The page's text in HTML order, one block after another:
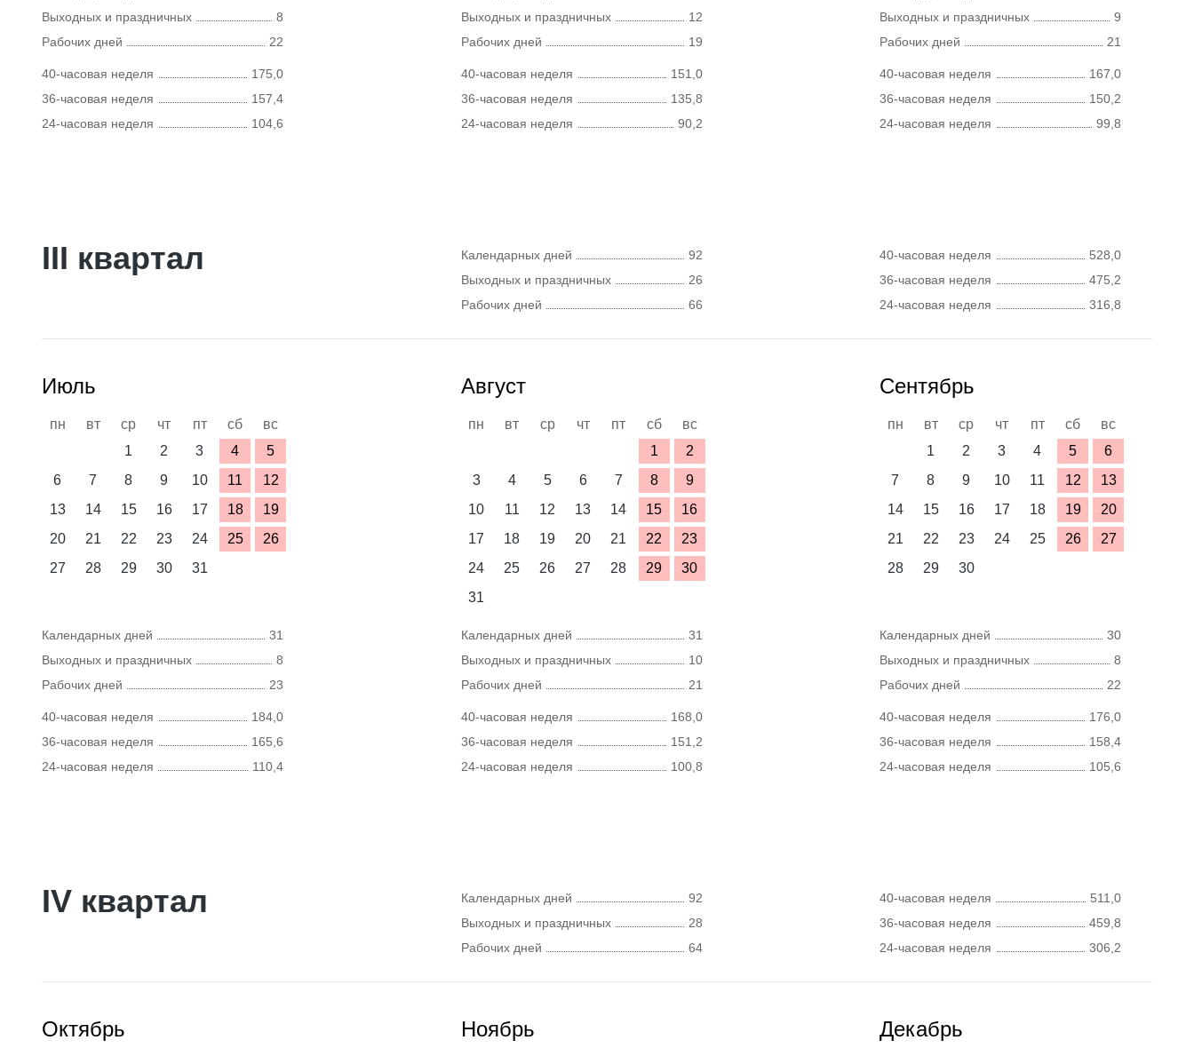
Выходных и праздничных
8
Рабочих дней
22
40-часовая неделя
175,0
36-часовая неделя
157,4
24-часовая неделя
104,6
Выходных и праздничных
12
Рабочих дней
19
40-часовая неделя
151,0
36-часовая неделя
135,8
24-часовая неделя
90,2
Выходных и праздничных
9
Рабочих дней
21
40-часовая неделя
167,0
36-часовая неделя
150,2
24-часовая неделя
99,8
III квартал Календарных дней
92
Выходных и праздничных
26
Рабочих дней
66
40-часовая неделя
528,0
36-часовая неделя
475,2
24-часовая неделя
316,8
Июль
пн вт ср чт пт сб
вс
1
2 3 4
5
6
7 8 9 10 11
12
13
14 15 16 17 18
19
20
21 22 23 24 25
26
27
28 29 30 31
Календарных дней
31
Выходных и праздничных
8
Рабочих дней
23
40-часовая неделя
184,0
36-часовая неделя
165,6
24-часовая неделя
110,4
Август
пн вт ср чт пт сб
вс
1
2
3
4 5 6 7 8
9
10
11 12 13 14 15
16
17
18 19 20 21 22
23
24
25 26 27 28 29
30
31
Календарных дней
31
Выходных и праздничных
10
Рабочих дней
21
40-часовая неделя
168,0
36-часовая неделя
151,2
24-часовая неделя
100,8
Сентябрь
пн вт ср чт пт сб
вс
1
2 3 4 5
6
7
8 9 10 11 12
13
14
15 16 17 18 19
20
21
22 23 24 25 26
27
28
29 30
Календарных дней
30
Выходных и праздничных
8
Рабочих дней
22
40-часовая неделя
176,0
36-часовая неделя
158,4
24-часовая неделя
105,6
IV квартал Календарных дней
92
Выходных и праздничных
28
Рабочих дней
64
40-часовая неделя
511,0
36-часовая неделя
459,8
24-часовая неделя
306,2
Октябрь Ноябрь Декабрь